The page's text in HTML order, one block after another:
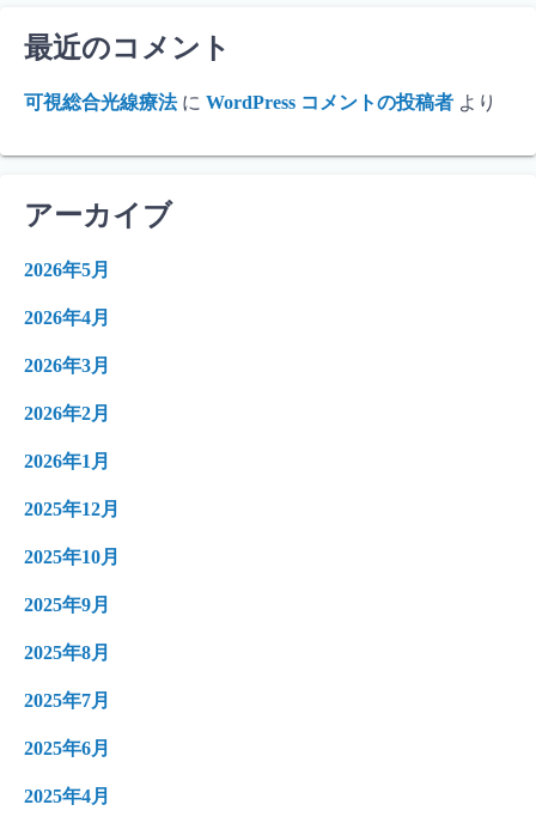
最近のコメント
可視総合光線療法に WordPress コメントの投稿者 より
アーカイブ
2026年5月
2026年4月
2026年3月
2026年2月
2026年1月
2025年12月
2025年10月
2025年9月
2025年8月
2025年7月
2025年6月
2025年4月